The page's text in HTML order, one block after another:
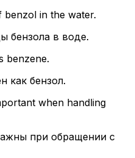
benzol in the water.
бензола в воде.
benzene.
как бензол.
when handling
при обращении с